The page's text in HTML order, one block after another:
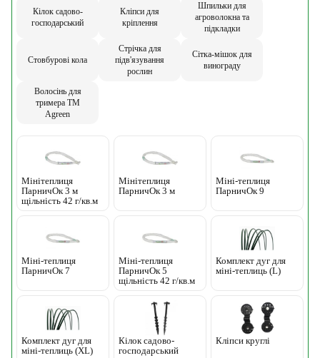
Кілок садово-
господарський
Кліпси для
кріплення
Шпильки для
агроволокна та
підкладки
Стовбурові кола
Стрічка для
підв'язування
рослин
Сітка-мішок для
винограду
Волосінь для
тримера ТМ
Agreen
Мінітеплиця
ПарничОк 3 м
щільність 42 г/кв.м
Мінітеплиця
ПарничОк 3 м
Міні-теплиця
ПарничОк 9
Міні-теплиця
ПарничОк 7
Міні-теплиця
ПарничОк 5
щільність 42 г/кв.м
Комплект дуг для
міні-теплиць (L)
Комплект дуг для
міні-теплиць (ХL)
Кілок садово-
господарський
Кліпси круглі